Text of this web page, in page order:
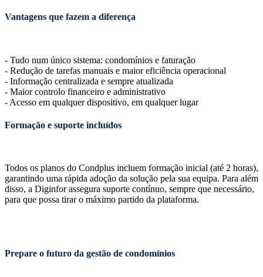
Vantagens que fazem a diferença
- Tudo num único sistema: condomínios e faturação
- Redução de tarefas manuais e maior eficiência operacional
- Informação centralizada e sempre atualizada
- Maior controlo financeiro e administrativo
- Acesso em qualquer dispositivo, em qualquer lugar
Formação e suporte incluídos
Todos os planos do Condplus incluem formação inicial (até 2 horas),
garantindo uma rápida adoção da solução pela sua equipa. Para além
disso, a Diginfor assegura suporte contínuo, sempre que necessário,
para que possa tirar o máximo partido da plataforma.
Prepare o futuro da gestão de condomínios